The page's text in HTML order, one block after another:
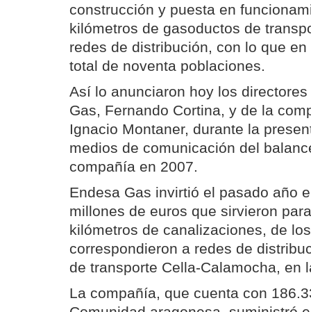
construcción y puesta en
kilómetros de gasoductos de
redes de distribución, con lo que
total de noventa poblaciones.
Así lo anunciaron hoy los
Gas, Fernando Cortina, y de la
Ignacio Montaner, durante la
medios de comunicación del
compañía en 2007.
Endesa Gas invirtió el pasado año
millones de euros que sirvieron
kilómetros de canalizaciones, de
correspondieron a redes de
de transporte Cella-Calamocha, en
La compañía, que cuenta con